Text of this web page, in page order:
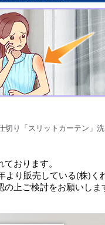
切り「スリットカーテン」
おります。
より販売している(株)
上ご検討をお願いしま